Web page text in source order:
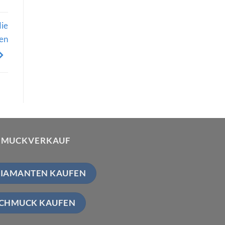
KAUFEN
KAUFEN